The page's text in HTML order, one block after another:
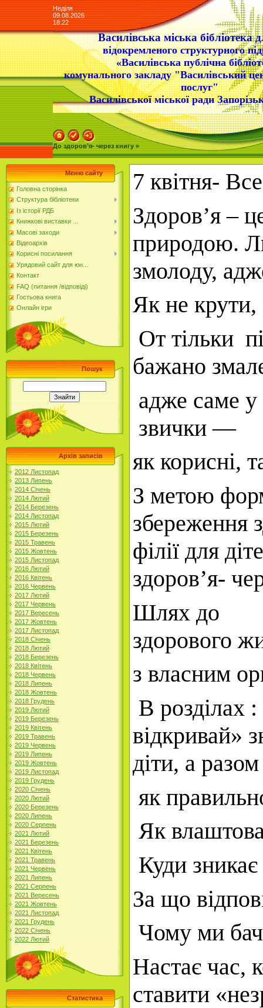
Неділя
09.08.2026
18:22
Василівська міська бібліотека
відокремленого структурного
«Василівська публічна
комунального закладу "Василівський
послуг"
Василівської міської ради
До здоров’я- через книгу »
Меню сайту
Головна сторінка
Структура бібліотеки
Із історії РДБ
Книжкові виставки ...
Масові заходи
Відеоархів
Корисні посилання
Урядовий сайт для юн...
Контакт
FAQ (питання /відповіді)
Гостьова книга
Онлайн ігри
Пошук
Архів записів
2012 Листопад
2013 Липень
2014 Січень
2014 Лютий
2014 Березень
2014 Листопад
2015 Лютий
2015 Березень
2015 Травень
2015 Жовтень
2015 Листопад
2016 Лютий
2016 Квітень
2016 Червень
2017 Лютий
2017 Червень
2017 Вересень
2017 Жовтень
2017 Листопад
2018 Січень
2018 Лютий
2018 Березень
2018 Квітень
2018 Червень
2018 Липень
2018 Жовтень
2018 Грудень
2019 Лютий
2019 Березень
2019 Квітень
2019 Травень
2019 Червень
2019 Липень
2019 Жовтень
2019 Листопад
2019 Грудень
2020 Січень
2020 Лютий
2020 Березень
2020 Липень
2020 Серпень
2021 Лютий
2021 Березень
2021 Квітень
2021 Травень
2021 Червень
2021 Липень
2021 Серпень
2021 Вересень
2021 Жовтень
2021 Листопад
2021 Грудень
2022 Січень
2022 Лютий
Статистика
7 квітня-
Здоров’я –
природою.
змолоду,
Як не
От тільки
бажано
адже саме у
звички —
як корисні,
З метою
збереження
філії для
здоров’я-
Шлях до
здорового
з власним
В розділах
відкривай»
діти, а разом
як
Як
Куди
За що
Чому ми
Настає час,
ставити